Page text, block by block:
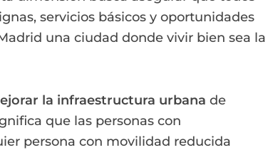
servicios básicos y oportunidades
una ciudad donde vivir bien sea la
la infraestructura urbana de
que las personas con
persona con movilidad reducida